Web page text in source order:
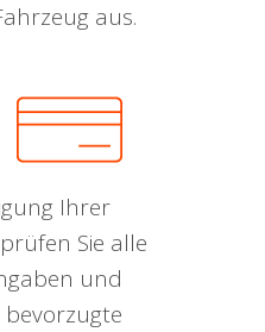
aus.
Ihrer
Sie alle
und